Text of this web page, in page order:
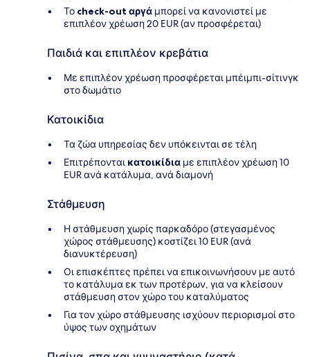
Το check-out αργά μπορεί να κανονιστεί με
επιπλέον χρέωση 20 EUR (αν προσφέρεται)
Παιδιά και επιπλέον κρεβάτια
Με επιπλέον χρέωση προσφέρεται μπέιμπι-σίτινγκ
στο δωμάτιο
Κατοικίδια
Τα ζώα υπηρεσίας δεν υπόκεινται σε τέλη
Επιτρέπονται κατοικίδια με επιπλέον χρέωση 10
EUR ανά κατάλυμα, ανά διαμονή
Στάθμευση
Η στάθμευση χωρίς παρκαδόρο (στεγασμένος
χώρος στάθμευσης) κοστίζει 10 EUR (ανά
διανυκτέρευση)
Οι επισκέπτες πρέπει να επικοινωνήσουν με αυτό
το κατάλυμα εκ των προτέρων, για να κλείσουν
στάθμευση στον χώρο του καταλύματος
Για τον χώρο στάθμευσης ισχύουν περιορισμοί στο
ύψος των οχημάτων